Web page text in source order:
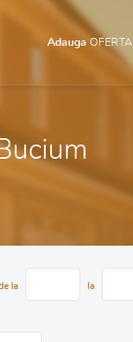
Adauga OFERTA
la la